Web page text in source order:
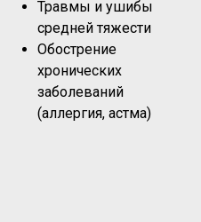
Травмы и ушибы
средней тяжести
Обострение
хронических
заболеваний
(аллергия, астма)